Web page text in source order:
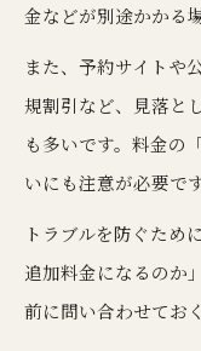
金などが別途かかる
また、予約サイトや
規割引など、見落と
も多いです。料金の
いにも注意が必要です
トラブルを防ぐため
追加料金になるのか
前に問い合わせてお